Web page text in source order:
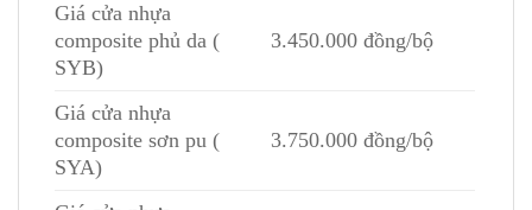
Giá cửa nhựa
composite phủ da (
SYB)
3.450.000 đồng/bộ
Giá cửa nhựa
composite sơn pu (
SYA)
3.750.000 đồng/bộ